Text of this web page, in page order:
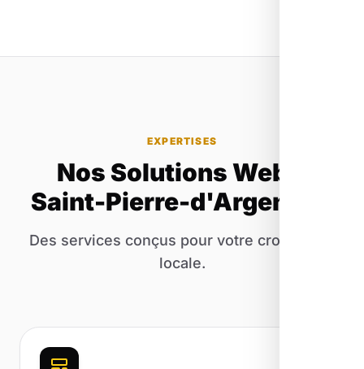
EXPERTISES
Nos Solutions Web à
Saint-Pierre-d'Argençon
Des services conçus pour votre croissance
locale.